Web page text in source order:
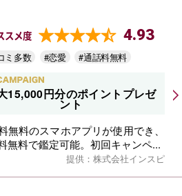
スメ度 4.93
ミ多数 #恋愛 #通話料無料
15,000円分のポイントプレゼ
ント
無料のスマホアプリが使用でき、
無料で鑑定可能。初回キャンペ...
提供：株式会社インスピ